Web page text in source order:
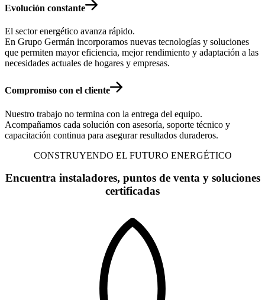
Evolución constante
El sector energético avanza rápido.
En Grupo Germán incorporamos nuevas tecnologías y soluciones
que permiten mayor eficiencia, mejor rendimiento y adaptación a las
necesidades actuales de hogares y empresas.
Compromiso con el cliente
Nuestro trabajo no termina con la entrega del equipo.
Acompañamos cada solución con asesoría, soporte técnico y
capacitación continua para asegurar resultados duraderos.
CONSTRUYENDO EL FUTURO ENERGÉTICO
Encuentra instaladores, puntos de venta y soluciones
certificadas